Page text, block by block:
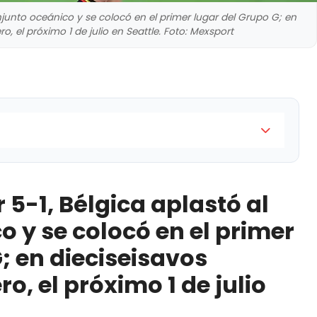
oceánico y se colocó en el primer lugar del Grupo G; en
el próximo 1 de julio en Seattle. Foto: Mexsport
ya está en dieciseisavos
1, Bélgica aplastó al
y se colocó en el primer
en dieciseisavos
el próximo 1 de julio